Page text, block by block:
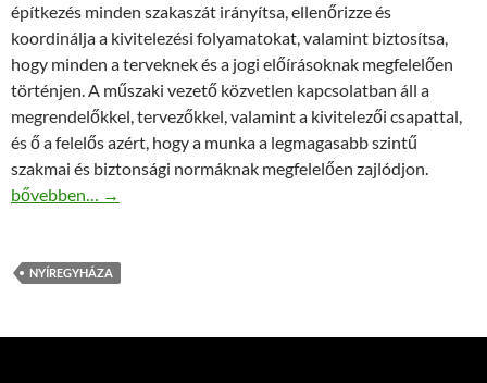
építkezés minden szakaszát irányítsa, ellenőrizze és
koordinálja a kivitelezési folyamatokat, valamint biztosítsa,
hogy minden a terveknek és a jogi előírásoknak megfelelően
történjen. A műszaki vezető közvetlen kapcsolatban áll a
megrendelőkkel, tervezőkkel, valamint a kivitelezői csapattal,
és ő a felelős azért, hogy a munka a legmagasabb szintű
szakmai és biztonsági normáknak megfelelően zajlódjon.
Nyíregyházi építkezések: A felelős műszaki vezető feladatai
bővebben… →
NYÍREGYHÁZA